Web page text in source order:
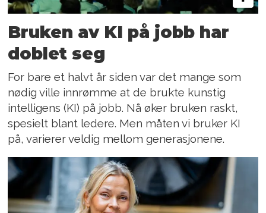
Bruken av KI på jobb har
doblet seg
For bare et halvt år siden var det mange som
nødig ville innrømme at de brukte kunstig
intelligens (KI) på jobb. Nå øker bruken raskt,
spesielt blant ledere. Men måten vi bruker KI
på, varierer veldig mellom generasjonene.